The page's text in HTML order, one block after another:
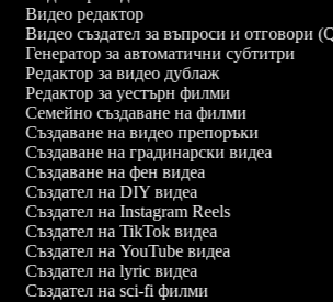
Видео редактор
Видео създател за въпроси и отговори
Генератор за автоматични субтитри
Редактор за видео дублаж
Редактор за уестърн филми
Семейно създаване на филми
Създаване на видео препоръки
Създаване на градинарски видеа
Създаване на фен видеа
Създател на DIY видеа
Създател на Instagram Reels
Създател на TikTok видеа
Създател на YouTube видеа
Създател на lyric видеа
Създател на sci-fi филми